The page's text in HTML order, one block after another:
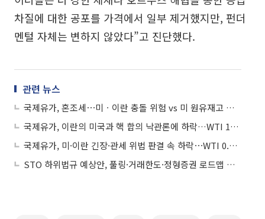
차질에 대한 공포를 가격에서 일부 제거했지만, 펀더
멘털 자체는 변하지 않았다”고 진단했다.
관련 뉴스
국제유가, 혼조세⋯미ㆍ이란 충돌 위험 vs 미 원유재고 급증
국제유가, 이란의 미국과 핵 합의 낙관론에 하락…WTI 1%↓
국제유가, 미·이란 긴장·관세 위법 판결 속 하락⋯WTI 0.26%↓
STO 하위법규 예상안, 풀링·거래한도·정형증권 로드맵 제시